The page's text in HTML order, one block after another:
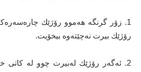
1. زۆر گرنگە هەموو رۆژێك
رۆژێك بیرت نەچێتەوە بیخۆیت.
2. ئەگەر رۆژێك لەبیرت چوو لە كاتی